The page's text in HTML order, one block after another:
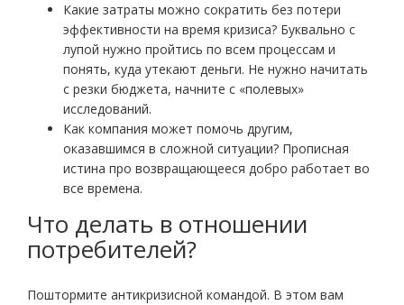
Какие затраты можно сократить без потери
эффективности на время кризиса? Буквально с
лупой нужно пройтись по всем процессам и
понять, куда утекают деньги. Не нужно начитать
с резки бюджета, начните с «полевых»
исследований.
Как компания может помочь другим,
оказавшимся в сложной ситуации? Прописная
истина про возвращающееся добро работает во
все времена.
Что делать в отношении
потребителей?
Поштормите антикризисной командой. В этом вам